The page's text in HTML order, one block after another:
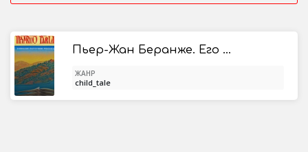
Пьер-Жан Беранже. Его жизнь и литературная деятельность
ЖАНР
child_tale